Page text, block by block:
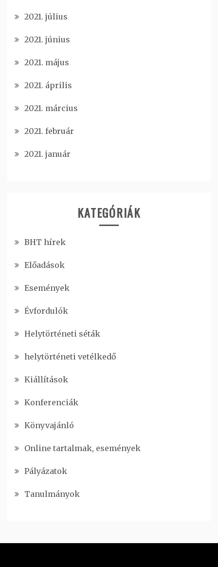
2021. július
2021. június
2021. május
2021. április
2021. március
2021. február
2021. január
KATEGÓRIÁK
BHT hírek
Előadások
Események
Évfordulók
Helytörténeti séták
helytörténeti vetélkedő
Kiállítások
Konferenciák
Könyvajánló
Online tartalmak, események
Pályázatok
Tanulmányok